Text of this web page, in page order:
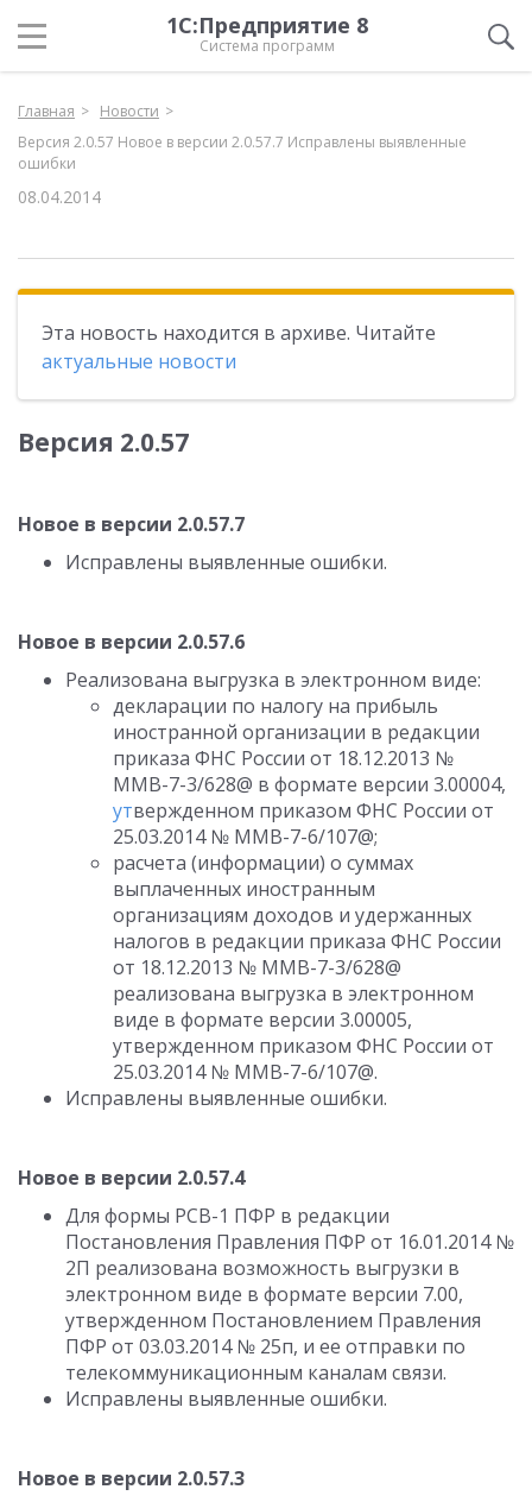
1С:Предприятие 8
Система программ
Главная
Новости
Версия 2.0.57 Новое в версии 2.0.57.7 Исправлены выявленные
ошибки
08.04.2014
Эта новость находится в архиве. Читайте
актуальные новости
Версия 2.0.57
Новое в версии 2.0.57.7
Исправлены выявленные ошибки.
Новое в версии 2.0.57.6
Реализована выгрузка в электронном виде:
декларации по налогу на прибыль
иностранной организации в редакции
приказа ФНС России от 18.12.2013 №
ММВ-7-3/628@ в формате версии 3.00004,
утвержденном приказом ФНС России от
25.03.2014 № ММВ-7-6/107@;
расчета (информации) о суммах
выплаченных иностранным
организациям доходов и удержанных
налогов в редакции приказа ФНС России
от 18.12.2013 № ММВ-7-3/628@
реализована выгрузка в электронном
виде в формате версии 3.00005,
утвержденном приказом ФНС России от
25.03.2014 № ММВ-7-6/107@.
Исправлены выявленные ошибки.
Новое в версии 2.0.57.4
Для формы РСВ-1 ПФР в редакции
Постановления Правления ПФР от 16.01.2014 №
2П реализована возможность выгрузки в
электронном виде в формате версии 7.00,
утвержденном Постановлением Правления
ПФР от 03.03.2014 № 25п, и ее отправки по
телекоммуникационным каналам связи.
Исправлены выявленные ошибки.
Новое в версии 2.0.57.3